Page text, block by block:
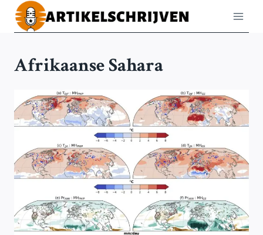
Doorgaan
naar
Afrikaanse Sahara